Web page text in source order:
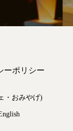
ーポリシー
・おみやげ)